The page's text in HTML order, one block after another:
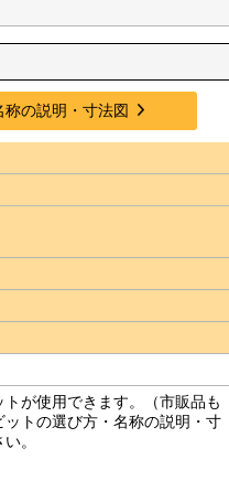
の説明・寸法図
が使用できます。（市販品も
トの選び方・名称の説明・寸
。